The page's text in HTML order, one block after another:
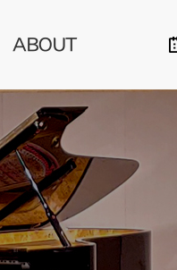
ABOUT